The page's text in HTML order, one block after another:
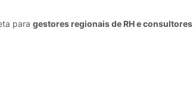
para gestores regionais de RH e consultores